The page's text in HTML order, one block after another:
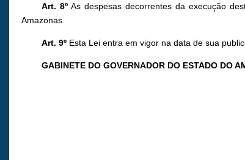
Art. 8º As despesas decorrentes da execução
Amazonas.
Art. 9º Esta Lei entra em vigor na data de sua
GABINETE DO GOVERNADOR DO ESTADO DO